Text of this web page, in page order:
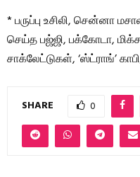
* பருப்பு உசிலி, சென்னா
செய்த பஜ்ஜி, பக்கோடா,
சாக்லேட்டுகள், ‘ஸ்ட்ராங்’
SHARE 0